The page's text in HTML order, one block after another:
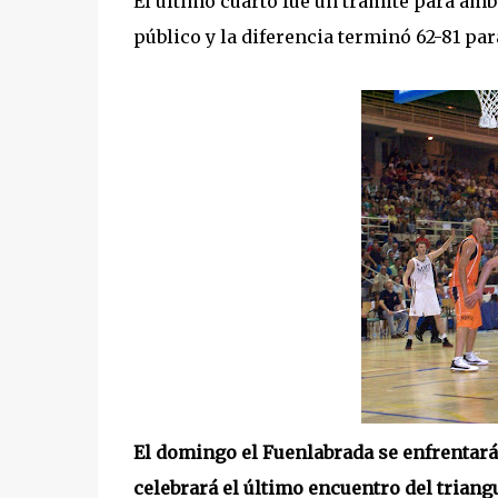
público y la diferencia terminó 62-81
El domingo el Fuenlabrada se
celebrará el último encuentro del